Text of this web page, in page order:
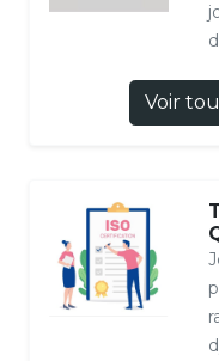
Voir